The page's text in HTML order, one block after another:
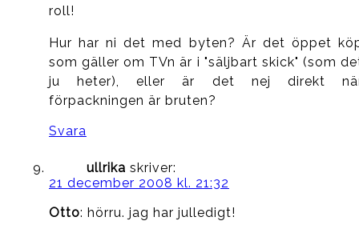
roll!
Hur har ni det med byten? Är det öppet
som gäller om TVn är i "säljbart skick" (som
ju heter), eller är det nej direkt
förpackningen är bruten?
Svara
ullrika skriver:
21 december 2008 kl. 21:32
Otto: hörru. jag har julledigt!